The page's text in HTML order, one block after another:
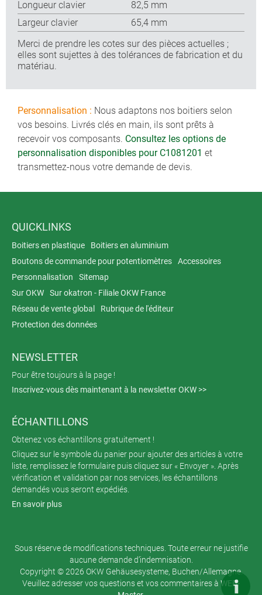
Longueur clavier
82,5 mm
Largeur clavier
65,4 mm
Merci de prendre les cotes sur des pièces actuelles ;
elles sont sujettes à des tolérances de fabrication et du
matériau.
Personnalisation : Nous adaptons nos boitiers selon
vos besoins. Livrés clés en main, ils sont prêts à
recevoir vos composants. Consultez les options de
personnalisation disponibles pour C1081201 et
transmettez-nous votre demande de devis.
QUICKLINKS
Boitiers en plastique
Boitiers en aluminium
Boutons de commande pour potentiomètres
Accessoires
Personnalisation
Sitemap
Sur OKW
Sur okatron - Filiale OKW France
Réseau de vente global
Rubrique de l'éditeur
Protection des données
NEWSLETTER
Pour être toujours à la page !
Inscrivez-vous dès maintenant à la newsletter OKW >>
ÉCHANTILLONS
Obtenez vos échantillons gratuitement !
Cliquez sur le symbole du panier pour ajouter des articles à votre
liste, remplissez le formulaire puis cliquez sur « Envoyer ». Après
vérification et validation par nos services, les échantillons
demandés vous seront expédiés.
En savoir plus
Sous réserve de modifications techniques. Toute erreur ne justifie
aucune demande d’indemnisation.
Copyright © 2026 OKW Gehäusesysteme, Buchen/Allemagne.
Veuillez adresser vos questions et vos commentaires à WEB-